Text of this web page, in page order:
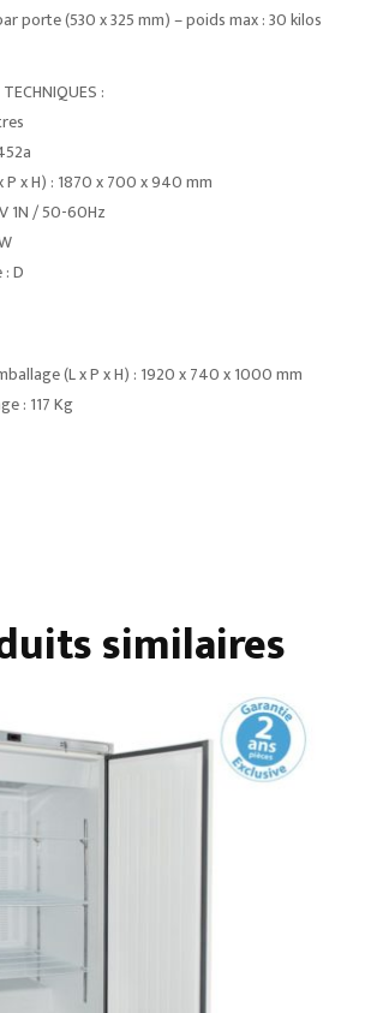
porte (530 x 325 mm) – poids max : 30 kilos
:
P x H) : 1870 x 700 x 940 mm
1N / 50-60Hz
D
(L x P x H) : 1920 x 740 x 1000 mm
: 117 Kg
similaires